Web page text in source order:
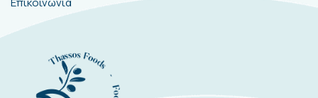
Κατάστημα
Σχετικά Με Μας
Επικοινωνία